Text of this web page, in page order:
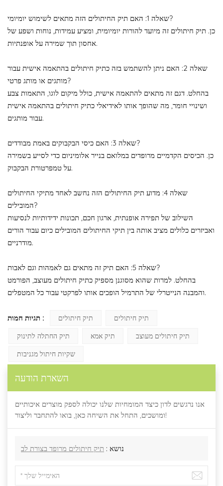
שאלה 1: האם תיק החיתולים הזה מתאים לשימוש יומיומי?
כן. תיק חיתולים זה מיועד להורות יומיומית, ומציע עמידות, נוחות ושפע של
אחסון תוך שמירה על אופנתיות.
שאלה 2: האם ניתן להשתמש בזה כתיק חיתולים בהתאמה אישית עבור
מותגים או מותג פרטי?
בהחלט. דגם זה מתאים להתאמה אישית, כולל מיקום לוגו, התאמות צבע
ושינויי חומר, מה שהופך אותו לאידיאלי כתיק חיתולים בהתאמה אישית
עבור מותגים.
שאלה 3: האם כיסי הבקבוקים באמת מבודדים?
כן. הכיסים הקדמיים מרופדים במלואם בנייר אלומיניום כדי לסייע בשמירה
על טמפרטורת הבקבוק.
שאלה 4: מדוע תיק החיתולים הזה נחשב לאחד מתיקי החיתולים
המובילים?
השילוב של תפירה אופנתית, ארגון חכם, תכונות ידידותיות לנסיעות
ואביזרים כלולים מציב אותה בין תיקי החיתולים המובילים כיום עבור הורים
מודרניים.
שאלה 5: האם תיק זה מתאים גם לאמהות וגם לאבות?
בהחלט. למרות שהוא מסוגנן מספיק כתיק חיתולים מעוצב, הפורמט
והמבנה הנייטרלי של התרמיל הופכים אותו לפרקטי עבור כל המטפלים.
תגיות חמות : תיק חיתולים
תיק חיתולים
תיק החתלה לתינוק
תיק אמא
תיק חיתולים מעוצב
שקיות חיתול מגניבות
השארת הודעה
אנו נרגשים לדון כיצד המומחיות שלנו יכולה לספק מוצרים איכותיים
ומושכים, התחל את השיחה כאן, בואו להתחבר וליצור!
נושא : תיק חיתולים מרופד בצורת לב